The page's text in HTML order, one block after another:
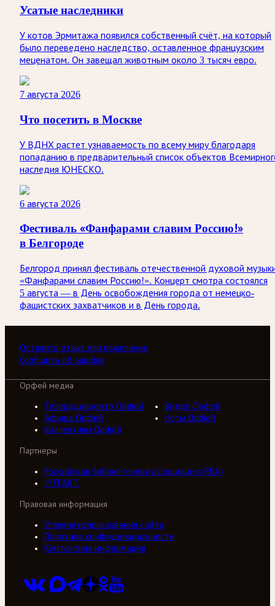
Усатые наследники
У котов Эрмитажа появился собственный счёт, на который
было переведено наследство, оставленное французским
меценатом. Он завещал животным около 3 тысяч евро.
7 августа 2026
Что посетить в Москве
У ВДНХ растет узнаваемость по всему миру благодаря
попаданию в предварительный список объектов
наследия ЮНЕСКО.
6 августа 2026
Фестиваль «Фанфарами славим Россию!»
в Белгороде
Белгород принял фестиваль отечественной духовой
«Фанфарами славим Россию!». Концерт смотра состоялся
5 августа — в День освобождения города от немецко-
фашистских захватчиков и в День города.
Оставить отзыв или пожелание
Сообщить об ошибке
Орфей медиа
Телерадиоцентр Орфей
Видео Орфей
Афиша Орфей
Ноты Орфей
Коллективы Орфей
Партнеры
Российская библиотечная ассоциация (РБА)
///ТРАКТ
Правовая информация
Условия использования сайта
Политика конфиденциальности
Контактная информация